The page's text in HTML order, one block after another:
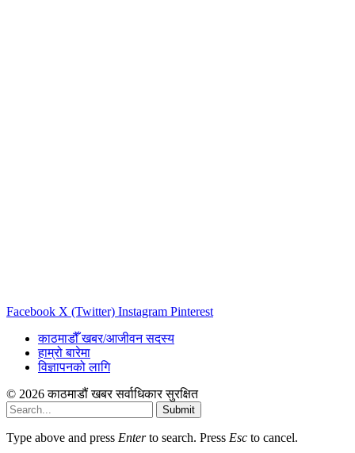
Facebook X (Twitter) Instagram Pinterest
काठमाडौँ खबर/आजीवन सदस्य
हाम्रो बारेमा
विज्ञापनको लागि
© 2026 काठमाडौं खबर सर्वाधिकार सुरक्षित
Submit
Type above and press Enterto search. Press Esc to cancel.